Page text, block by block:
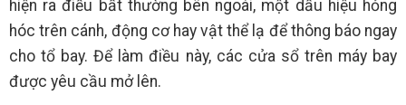
hiện ra điều bất thường bên ngoài, một dấu hiệu hỏng
hóc trên cánh, động cơ hay vật thể lạ để thông báo ngay
cho tổ bay. Để làm điều này, các cửa sổ trên máy bay
được yêu cầu mở lên.